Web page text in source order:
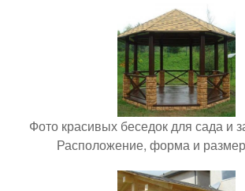
Фото красивых беседок для сада и
Расположение, форма и